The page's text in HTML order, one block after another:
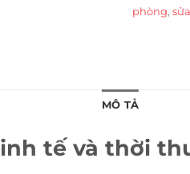
phòng,
MÔ TẢ
tế và thời